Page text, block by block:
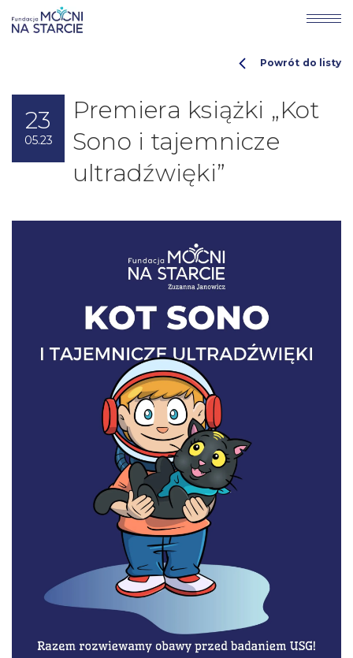
23
05.23
Premiera książki „Kot
Sono i tajemnicze
ultradźwięki”
Powrót do listy